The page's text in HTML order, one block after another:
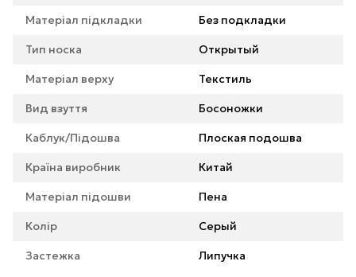
Матеріал підкладки Без подкладки
Тип носка Открытый
Матеріал верху Текстиль
Вид взуття Босоножки
Каблук/Підошва Плоская подошва
Країна виробник Китай
Матеріал підошви Пена
Колір Серый
Застежка Липучка